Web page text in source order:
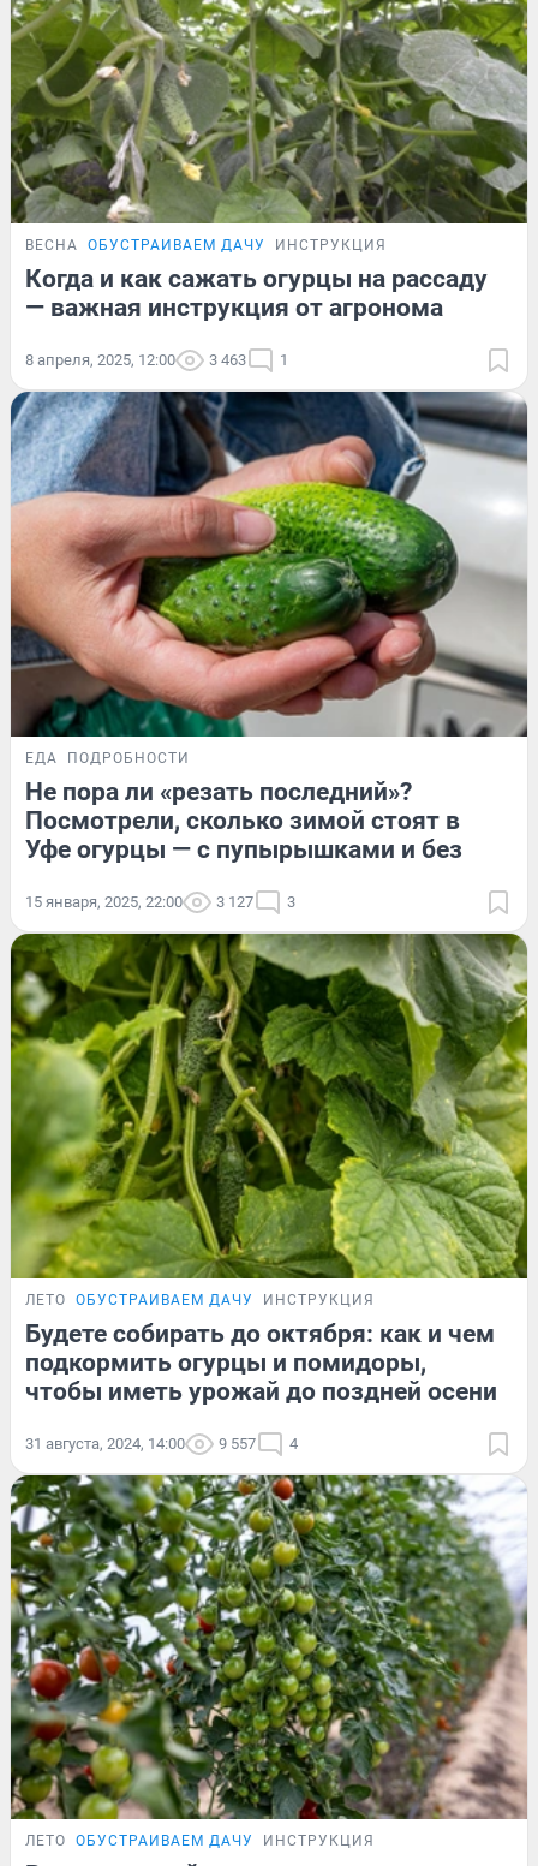
ВЕСНА ОБУСТРАИВАЕМ ДАЧУ ИНСТРУКЦИЯ
Когда и как сажать огурцы на рассаду
— важная инструкция от агронома
8 апреля, 2025, 12:00 3 463 1
ЕДА ПОДРОБНОСТИ
Не пора ли «резать последний»?
Посмотрели, сколько зимой стоят в
Уфе огурцы — с пупырышками и без
15 января, 2025, 22:00 3 127 3
ЛЕТО ОБУСТРАИВАЕМ ДАЧУ ИНСТРУКЦИЯ
Будете собирать до октября: как и чем
подкормить огурцы и помидоры,
чтобы иметь урожай до поздней осени
31 августа, 2024, 14:00 9 557 4
ЛЕТО ОБУСТРАИВАЕМ ДАЧУ ИНСТРУКЦИЯ